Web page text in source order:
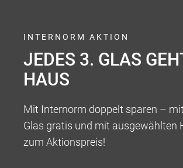
INTERNORM AKTION
JEDES 3. GLAS
HAUS
Mit Internorm doppelt sparen –
Glas gratis und mit ausgewählten
zum Aktionspreis!